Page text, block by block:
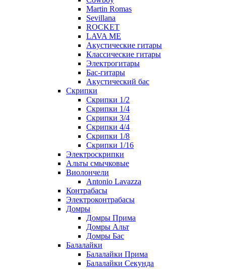
Martin Romas
Sevillana
ROCKET
LAVA ME
Акустические гитары
Классические гитары
Электрогитары
Бас-гитары
Акустический бас
Скрипки
Скрипки 1/2
Скрипки 1/4
Скрипки 3/4
Скрипки 4/4
Скрипки 1/8
Скрипки 1/16
Электроскрипки
Альты смычковые
Виолончели
Antonio Lavazza
Контрабасы
Электроконтрабасы
Домры
Домры Прима
Домры Альт
Домры Бас
Балалайки
Балалайки Прима
Балалайки Секунда